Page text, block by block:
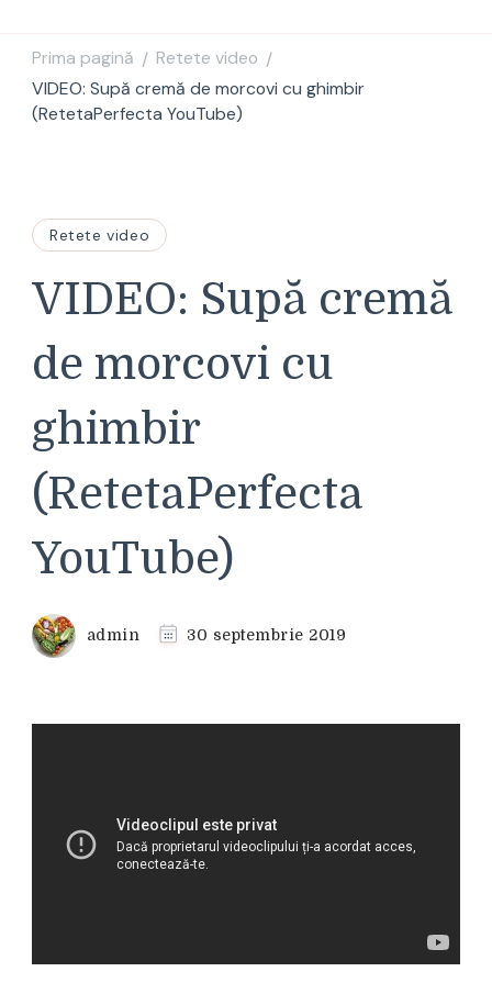
Prima pagină / Retete video /
VIDEO: Supă cremă de morcovi cu ghimbir
(RetetaPerfecta YouTube)
Retete video
VIDEO: Supă cremă
de morcovi cu
ghimbir
(RetetaPerfecta
YouTube)
admin 30 septembrie 2019